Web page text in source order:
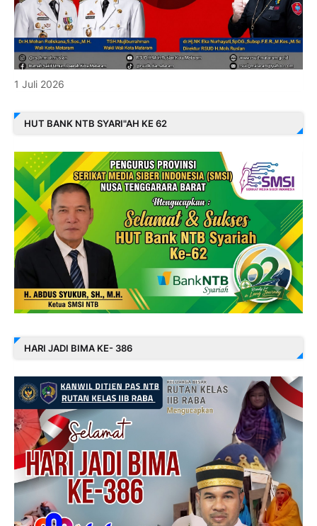
1 Juli 2026
HUT BANK NTB SYARI"AH KE 62
HARI JADI BIMA KE- 386